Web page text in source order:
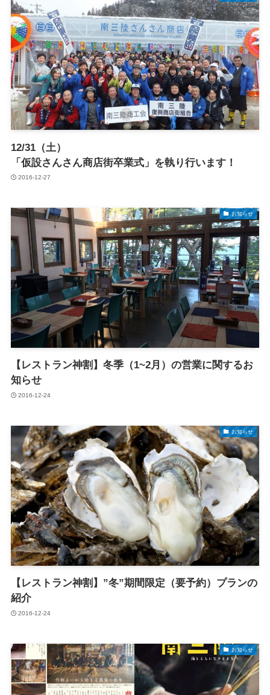
12/31（土）
「仮設さんさん商店街卒業式」を執り行います！
2016-12-27
お知らせ
【レストラン神割】冬季（1~2月）の営業に関するお
知らせ
2016-12-24
お知らせ
【レストラン神割】”冬”期間限定（要予約）プランの
紹介
2016-12-24
お知らせ